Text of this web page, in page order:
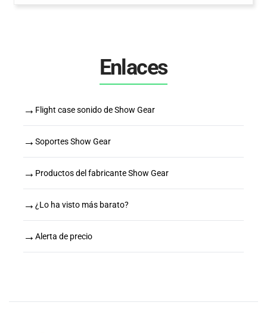
Enlaces
→ Flight case sonido de Show Gear
→ Soportes Show Gear
→ Productos del fabricante Show Gear
→ ¿Lo ha visto más barato?
→ Alerta de precio